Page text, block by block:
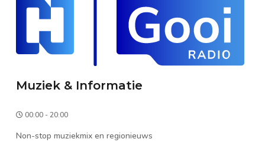
Muziek & Informatie
00:00 - 20:00
Non-stop muziekmix en regionieuws